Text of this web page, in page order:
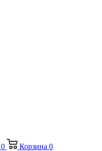
0 Корзина 0